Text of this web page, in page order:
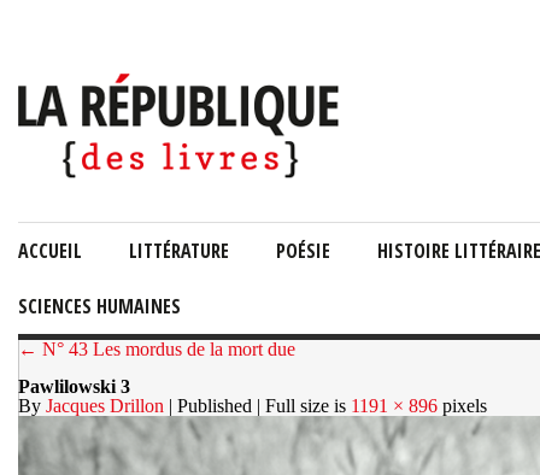
ACCUEIL LITTÉRATURE POÉSIE HISTOIRE LITTÉRAIRE
SCIENCES HUMAINES
← N° 43 Les mordus de la mort due
Pawlilowski 3
By Jacques Drillon | Published | Full size is 1191 × 896 pixels